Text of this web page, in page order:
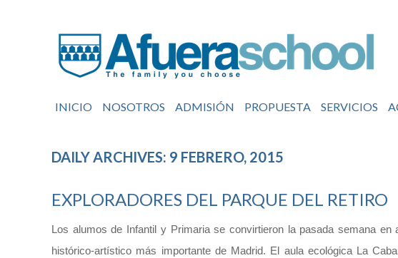
INICIO NOSOTROS ADMISIÓN PROPUESTA SERVICIOS
DAILY ARCHIVES: 9 FEBRERO, 2015
EXPLORADORES DEL PARQUE DEL RETIRO
Los alumos de Infantil y Primaria se convirtieron la pasada semana en
histórico-artístico más importante de Madrid. El aula ecológica La